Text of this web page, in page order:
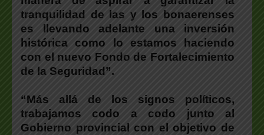
tranquilidad de las y los bonaerenses
es llevando adelante una inversión
histórica como lo estamos haciendo
con el nuevo Fondo de Fortalecimiento
de la Seguridad”.
“Más allá de los signos políticos,
trabajamos codo a codo junto al
Gobierno provincial con el objetivo de